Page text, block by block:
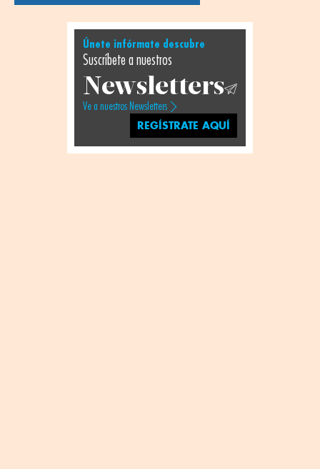
Únete infórmate descubre
Suscríbete a nuestros
Newsletters
Ve a nuestros Newsletters
REGÍSTRATE AQUÍ